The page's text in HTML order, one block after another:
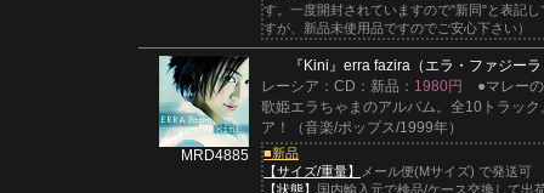
す。一度開封されていますので"新同"と表記し
すが、新品未使用品ですのでご安心下さい）
MRD4885
『Kini』 erra fazira（エラ・ファジー
レーシア：CD：新品： 1980円
●マレー
歌姫エラちゃまのアルバム。全10トラック
ア！（音楽/ポップス/1999年）
■新品
【サイズ/重量】
メール便(Mサイズ) で発送可
【状態】
国内輸入元で検品/ケース交換して出